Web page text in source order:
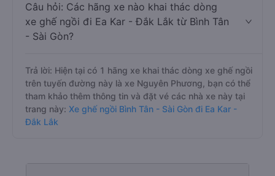
Câu hỏi: Các hãng xe nào khai thác dòng
xe ghế ngồi đi Ea Kar - Đắk Lắk từ Bình Tân
- Sài Gòn?
Trả lời: Hiện tại có 1 hãng xe khai thác dòng xe ghế ngồi
trên tuyến đường này là xe Nguyên Phương, bạn có thể
tham khảo thêm thông tin và đặt vé các nhà xe này tại
trang này: Xe ghế ngồi Bình Tân - Sài Gòn đi Ea Kar -
Đắk Lắk